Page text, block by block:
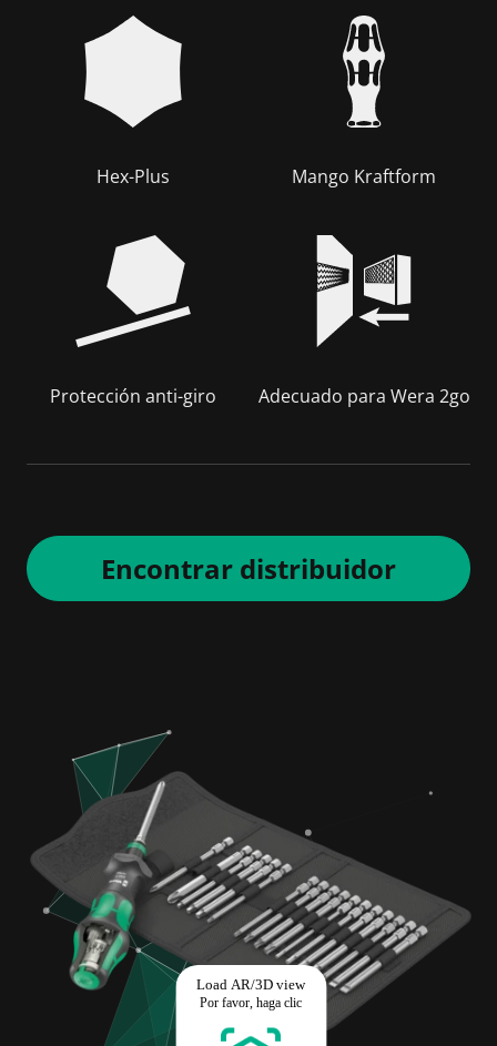
Hex-Plus Mango Kraftform
Protección anti-giro Adecuado para Wera 2go
Encontrar distribuidor